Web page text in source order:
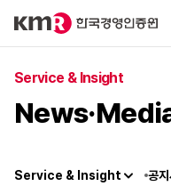
Service & Insight
Service & Insight 공